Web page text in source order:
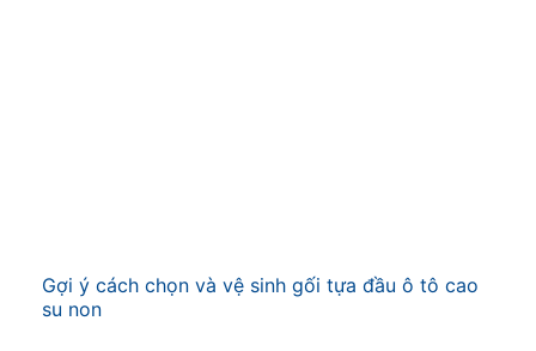
Gợi ý cách chọn và vệ sinh gối tựa đầu ô tô cao
su non